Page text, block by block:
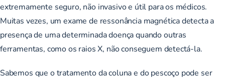
extremamente seguro, não invasivo e útil para os médicos.
Muitas vezes, um exame de ressonância magnética detecta a
presença de uma determinada doença quando outras
ferramentas, como os raios X, não conseguem detectá-la.
Sabemos que o tratamento da coluna e do pescoço pode ser